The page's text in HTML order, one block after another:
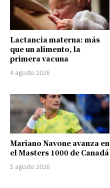
Lactancia materna: más
que un alimento, la
primera vacuna
4 agosto 2026
Mariano Navone avanza en
el Masters 1000 de Canadá
5 agosto 2026